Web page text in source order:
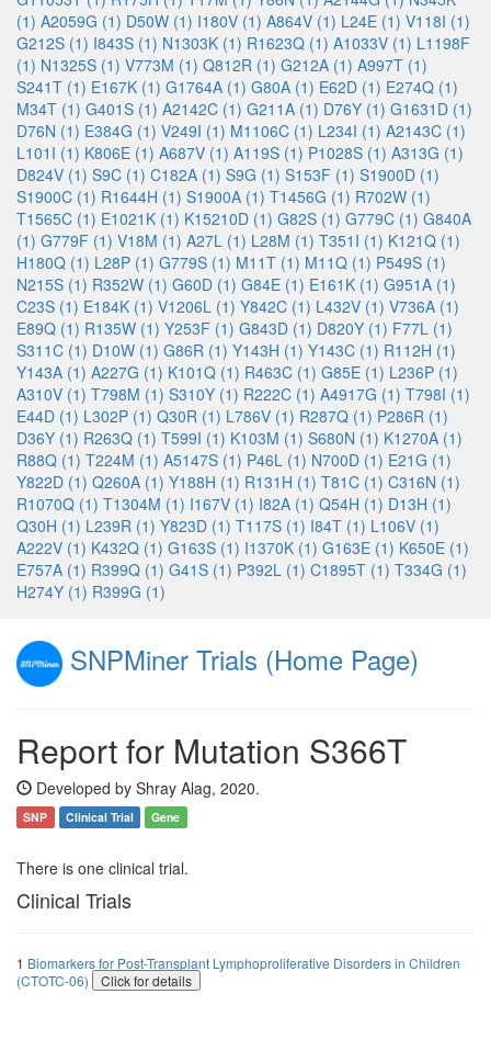
(1) A2059G (1) D50W (1) I180V (1) A864V (1) L24E (1) V118I (1)
G212S (1) I843S (1) N1303K (1) R1623Q (1) A1033V (1) L1198F
(1) N1325S (1) V773M (1) Q812R (1) G212A (1) A997T (1)
S241T (1) E167K (1) G1764A (1) G80A (1) E62D (1) E274Q (1)
M34T (1) G401S (1) A2142C (1) G211A (1) D76Y (1) G1631D (1)
D76N (1) E384G (1) V249I (1) M1106C (1) L234I (1) A2143C (1)
L101I (1) K806E (1) A687V (1) A119S (1) P1028S (1) A313G (1)
D824V (1) S9C (1) C182A (1) S9G (1) S153F (1) S1900D (1)
S1900C (1) R1644H (1) S1900A (1) T1456G (1) R702W (1)
T1565C (1) E1021K (1) K15210D (1) G82S (1) G779C (1) G840A
(1) G779F (1) V18M (1) A27L (1) L28M (1) T351I (1) K121Q (1)
H180Q (1) L28P (1) G779S (1) M11T (1) M11Q (1) P549S (1)
N215S (1) R352W (1) G60D (1) G84E (1) E161K (1) G951A (1)
C23S (1) E184K (1) V1206L (1) Y842C (1) L432V (1) V736A (1)
E89Q (1) R135W (1) Y253F (1) G843D (1) D820Y (1) F77L (1)
S311C (1) D10W (1) G86R (1) Y143H (1) Y143C (1) R112H (1)
Y143A (1) A227G (1) K101Q (1) R463C (1) G85E (1) L236P (1)
A310V (1) T798M (1) S310Y (1) R222C (1) A4917G (1) T798I (1)
E44D (1) L302P (1) Q30R (1) L786V (1) R287Q (1) P286R (1)
D36Y (1) R263Q (1) T599I (1) K103M (1) S680N (1) K1270A (1)
R88Q (1) T224M (1) A5147S (1) P46L (1) N700D (1) E21G (1)
Y822D (1) Q260A (1) Y188H (1) R131H (1) T81C (1) C316N (1)
R1070Q (1) T1304M (1) I167V (1) I82A (1) Q54H (1) D13H (1)
Q30H (1) L239R (1) Y823D (1) T117S (1) I84T (1) L106V (1)
A222V (1) K432Q (1) G163S (1) I1370K (1) G163E (1) K650E (1)
E757A (1) R399Q (1) G41S (1) P392L (1) C1895T (1) T334G (1)
H274Y (1) R399G (1)
SNPMiner Trials (Home Page)
Report for Mutation S366T
Developed by Shray Alag, 2020.
SNP Clinical Trial Gene
There is one clinical trial.
Clinical Trials
1 Biomarkers for Post-Transplant Lymphoproliferative Disorders in Children
(CTOTC-06)
Click for details